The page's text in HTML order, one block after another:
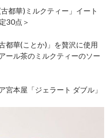
都華)ミルクティー」イート
30点＞
都華(ことか)」を贅沢に使用
ール茶のミルクティーのソー
宮本屋「ジェラート ダブル」